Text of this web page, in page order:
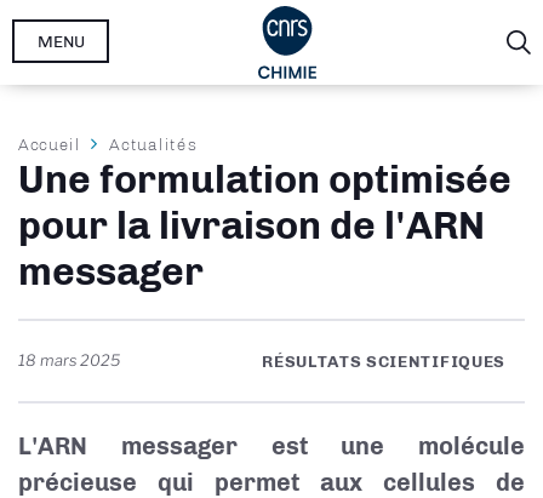
Aller
MENU
Fil
d'Ariane
Accueil Actualités
Une formulation optimisée
pour la livraison de l'ARN
messager
18 mars 2025 RÉSULTATS SCIENTIFIQUES
L'ARN messager est une molécule
précieuse qui permet aux cellules de